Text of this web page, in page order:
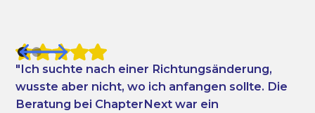
"Ich suchte nach einer Richtungsänderung,
wusste aber nicht, wo ich anfangen sollte. Die
Beratung bei ChapterNext war ein